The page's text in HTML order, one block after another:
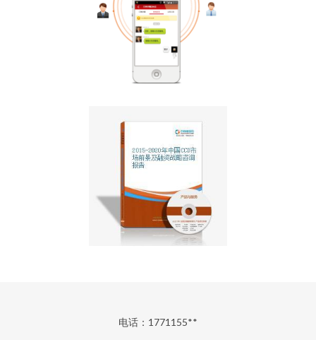
电话：1771155**